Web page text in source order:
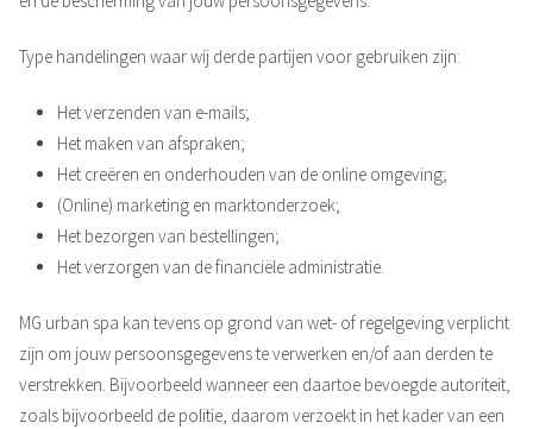
Type handelingen waar wij derde partijen voor gebruiken zijn:
Het verzenden van e-mails;
Het maken van afspraken;
Het creëren en onderhouden van de online omgeving;
(Online) marketing en marktonderzoek;
Het bezorgen van bestellingen;
Het verzorgen van de financiële administratie.
MG urban spa kan tevens op grond van wet- of regelgeving verplicht
zijn om jouw persoonsgegevens te verwerken en/of aan derden te
verstrekken. Bijvoorbeeld wanneer een daartoe bevoegde autoriteit,
zoals bijvoorbeeld de politie, daarom verzoekt in het kader van een